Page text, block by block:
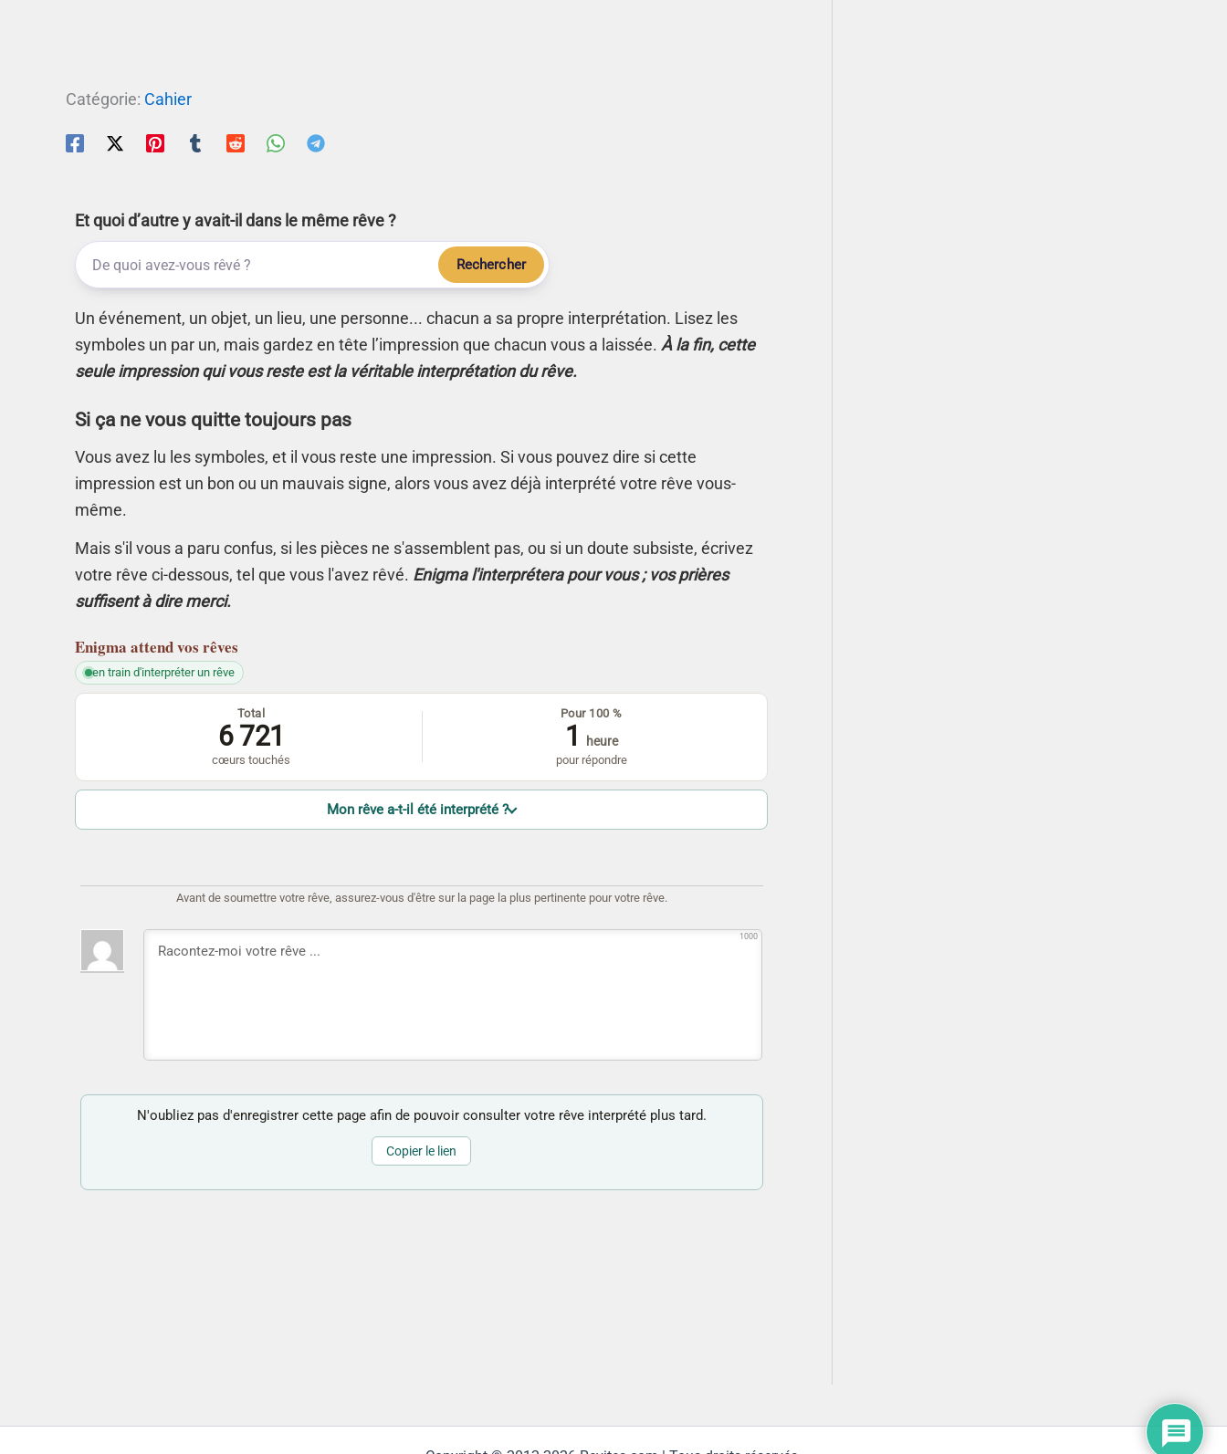
Catégorie: Cahier
Et quoi d’autre y avait-il dans le même rêve ?
Rechercher
Un événement, un objet, un lieu, une personne... chacun a sa propre interprétation. Lisez les
symboles un par un, mais gardez en tête l’impression que chacun vous a laissée. À la fin, cette
seule impression qui vous reste est la véritable interprétation du rêve.
Si ça ne vous quitte toujours pas
Vous avez lu les symboles, et il vous reste une impression. Si vous pouvez dire si cette
impression est un bon ou un mauvais signe, alors vous avez déjà interprété votre rêve vous-
même.
Mais s'il vous a paru confus, si les pièces ne s'assemblent pas, ou si un doute subsiste, écrivez
votre rêve ci-dessous, tel que vous l'avez rêvé. Enigma l'interprétera pour vous ; vos prières
suffisent à dire merci.
Enigma attend vos rêves
en train d'interpréter un rêve
Total
6 721
cœurs touchés
Pour 100 %
1 heure
pour répondre
Mon rêve a-t-il été interprété ?
Avant de soumettre votre rêve, assurez-vous d'être sur la page la plus pertinente pour votre rêve.
1000
N'oubliez pas d'enregistrer cette page afin de pouvoir consulter votre rêve interprété plus tard.
Copier le lien